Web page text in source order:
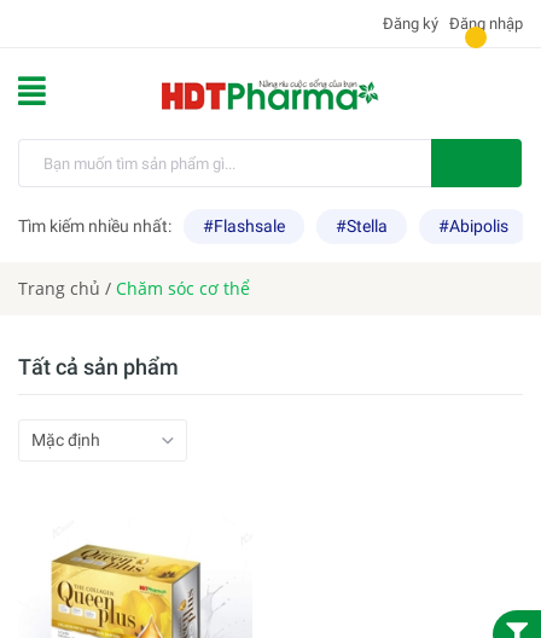
Đăng ký Đăng nhập
Tìm kiếm nhiều nhất: #Flashsale #Stella #Abipolis
Trang chủ / Chăm sóc cơ thể
Tất cả sản phẩm